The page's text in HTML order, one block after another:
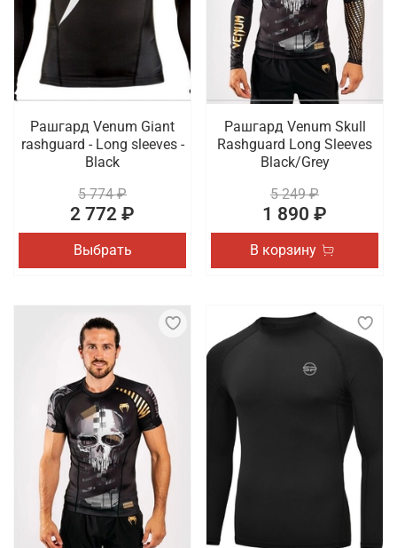
Рашгард Venum Giant
rashguard - Long sleeves -
Black
5 774 ₽
2 772 ₽
Выбрать
Рашгард Venum Skull
Rashguard Long Sleeves
Black/Grey
5 249 ₽
1 890 ₽
В корзину